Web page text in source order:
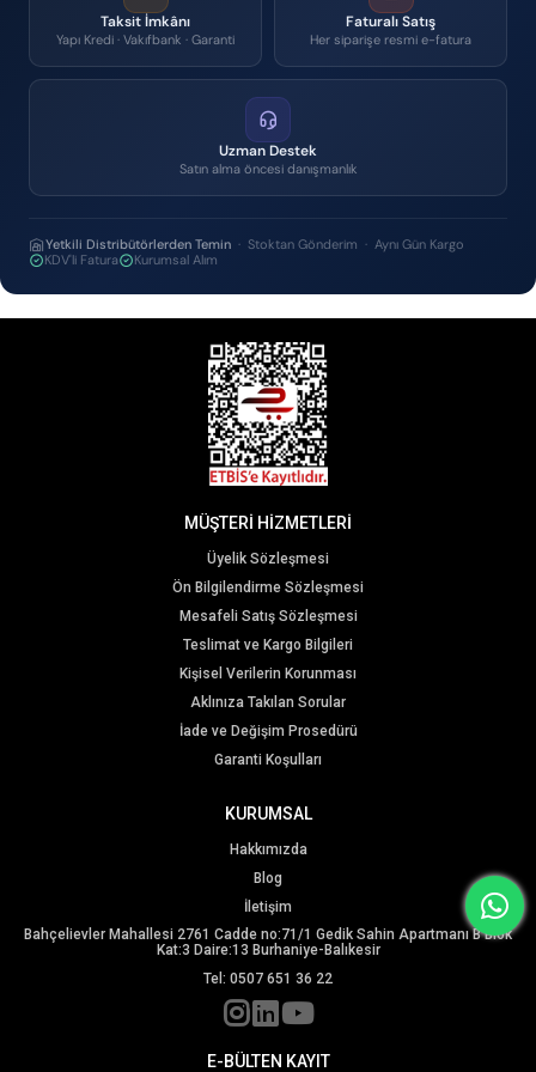
Taksit İmkânı
Yapı Kredi · Vakıfbank · Garanti
Faturalı Satış
Her siparişe resmi e-fatura
Uzman Destek
Satın alma öncesi danışmanlık
Yetkili Distribütörlerden Temin · Stoktan Gönderim · Aynı Gün Kargo
KDV'li Fatura
Kurumsal Alım
MÜŞTERİ HİZMETLERİ
Üyelik Sözleşmesi
Ön Bilgilendirme Sözleşmesi
Mesafeli Satış Sözleşmesi
Teslimat ve Kargo Bilgileri
Kişisel Verilerin Korunması
Aklınıza Takılan Sorular
İade ve Değişim Prosedürü
Garanti Koşulları
KURUMSAL
Hakkımızda
Blog
İletişim
Bahçelievler Mahallesi 2761 Cadde no:71/1 Gedik Sahin Apartmanı B Blok
Kat:3 Daire:13 Burhaniye-Balıkesir
Tel: 0507 651 36 22
E-BÜLTEN KAYIT